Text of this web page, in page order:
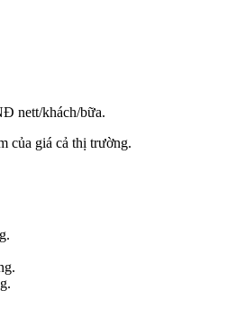
nett/khách/bữa.
của giá cả thị trường.